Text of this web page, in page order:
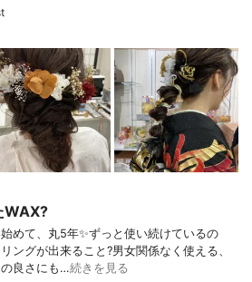
WAX?
めて、丸5年✨ずっと使い続けているの
ングが出来ること?男女関係なく使える、
良さにも…続きを見る